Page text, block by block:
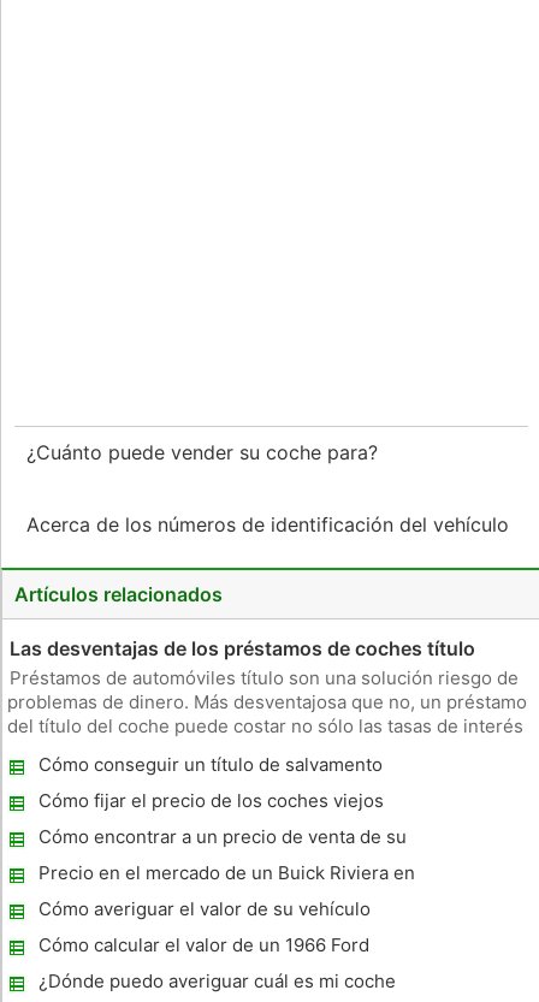
¿Cuánto puede vender su coche para?
Acerca de los números de identificación del vehículo
Artículos relacionados
Las desventajas de los préstamos de coches título
Préstamos de automóviles título son una solución riesgo de
problemas de dinero. Más desventajosa que no, un préstamo
del título del coche puede costar no sólo las tasas de interés
Consumidores de Estados Unidos advierte que muchas
persona
Cómo conseguir un título de salvamento
para un coche Totalizó
Cómo fijar el precio de los coches viejos
Cómo encontrar a un precio de venta de su
coche usado
Precio en el mercado de un Buick Riviera en
Texas
Cómo averiguar el valor de su vehículo
Cómo calcular el valor de un 1966 Ford
Mustang
¿Dónde puedo averiguar cuál es mi coche